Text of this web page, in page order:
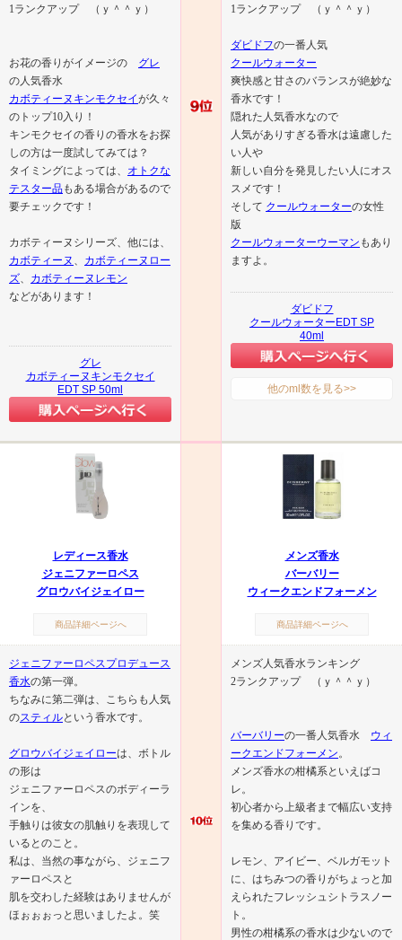
1ランクアップ （ｙ＾＾ｙ）
お花の香りがイメージの グレ
の人気香水
カボティーヌキンモクセイが久々
のトップ10入り！
キンモクセイの香りの香水をお探
しの方は一度試してみては？
タイミングによっては、 オトクな
テスター品もある場合があるので
要チェックです！
カボティーヌシリーズ、他には、
カボティーヌ
カボティーヌロー
ズ
カボティーヌレモン
などがあります！
グレ
カボティーヌキンモクセイ
EDT SP 50ml
1ランクアップ （ｙ＾＾ｙ）
ダビドフの一番人気
クールウォーター
爽快感と甘さのバランスが絶妙な
香水です！
隠れた人気香水なので
人気がありすぎる香水は遠慮した
い人や
新しい自分を発見したい人にオス
スメです！
そして クールウォーターの女性
版
クールウォーターウーマン もあり
ますよ。
ダビドフ
クールウォーターEDT SP
40ml
他のml数を見る>>
レディース香水
ジェニファーロペス
グロウバイジェイロー
商品詳細ページへ
メンズ香水
バーバリー
ウィークエンドフォーメン
商品詳細ページへ
ジェニファーロペスプロデュース
香水の第一弾。
ちなみに第二弾は、こちらも人気
のスティルという香水です。
グロウバイジェイローは、ボトル
の形は
ジェニファーロペスのボディーラ
インを、
手触りは彼女の肌触りを表現して
いるとのこと。
私は、当然の事ながら、ジェニフ
ァーロペスと
肌を交わした経験はありませんが
ほぉぉぉっと思いましたよ。笑
メンズ人気香水ランキング
2ランクアップ （ｙ＾＾ｙ）
バーバリーの一番人気香水 ウィ
ークエンドフォーメン 。
メンズ香水の柑橘系といえばコ
レ。
初心者から上級者まで幅広い支持
を集める香りです。
レモン、アイビー、ベルガモット
に、はちみつの香りがちょっと加
えられたフレッシュシトラスノー
ト。
男性の柑橘系の香水は少ないので